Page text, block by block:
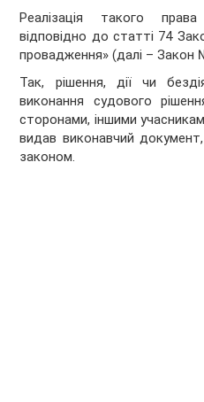
Реалізація такого
відповідно до статті 74
провадження» (далі – Закон
Так, рішення, дії чи
виконання судового
сторонами, іншими
видав виконавчий
законом.